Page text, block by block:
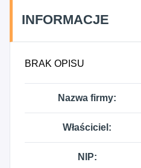
INFORMACJE
BRAK OPISU
Nazwa firmy:
Właściciel:
NIP: